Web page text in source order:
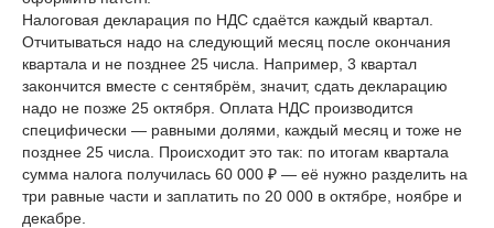
Налоговая декларация по НДС сдаётся каждый квартал.
Отчитываться надо на следующий месяц после окончания
квартала и не позднее 25 числа. Например, 3 квартал
закончится вместе с сентябрём, значит, сдать декларацию
надо не позже 25 октября. Оплата НДС производится
специфически — равными долями, каждый месяц и тоже не
позднее 25 числа. Происходит это так: по итогам квартала
сумма налога получилась 60 000 ₽ — её нужно разделить на
три равные части и заплатить по 20 000 в октябре, ноябре и
декабре.